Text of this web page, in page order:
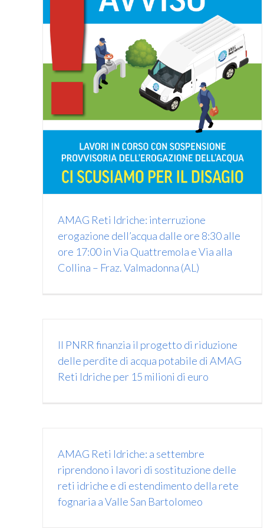
AMAG Reti Idriche: interruzione
erogazione dell’acqua dalle ore 8:30 alle
ore 17:00 in Via Quattremola e Via alla
Collina – Fraz. Valmadonna (AL)
AMAG Reti Idriche: rottura condotta
principale in località Abasse di Ponzone
(AL)
Avvisi
Il PNRR finanzia il progetto di riduzione
delle perdite di acqua potabile di AMAG
Reti Idriche per 15 milioni di euro
Emergenza idrica: come funziona il
rifornimento d’acqua nel territorio. Le
AMAG Reti Idriche: a settembre
riprendono i lavori di sostituzione delle
reti idriche e di estendimento della rete
fognaria a Valle San Bartolomeo